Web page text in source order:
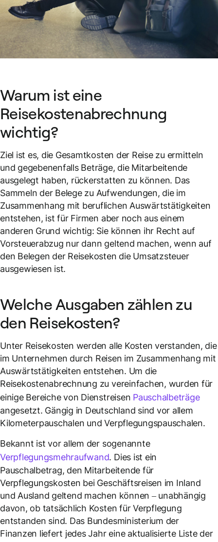
Warum ist eine
Reisekostenabrechnung
wichtig?
Ziel ist es, die Gesamtkosten der Reise zu ermitteln
und gegebenenfalls Beträge, die Mitarbeitende
ausgelegt haben, rückerstatten zu können. Das
Sammeln der Belege zu Aufwendungen, die im
Zusammenhang mit beruflichen Auswärtstätigkeiten
entstehen, ist für Firmen aber noch aus einem
anderen Grund wichtig: Sie können ihr Recht auf
Vorsteuerabzug nur dann geltend machen, wenn auf
den Belegen der Reisekosten die Umsatzsteuer
ausgewiesen ist.
Welche Ausgaben zählen zu
den Reisekosten?
Unter Reisekosten werden alle Kosten verstanden, die
im Unternehmen durch Reisen im Zusammenhang mit
Auswärtstätigkeiten entstehen. Um die
Reisekostenabrechnung zu vereinfachen, wurden für
einige Bereiche von Dienstreisen Pauschalbeträge
angesetzt. Gängig in Deutschland sind vor allem
Kilometerpauschalen und Verpflegungspauschalen.
Bekannt ist vor allem der sogenannte
Verpflegungsmehraufwand. Dies ist ein
Pauschalbetrag, den Mitarbeitende für
Verpflegungskosten bei Geschäftsreisen im Inland
und Ausland geltend machen können – unabhängig
davon, ob tatsächlich Kosten für Verpflegung
entstanden sind. Das Bundesministerium der
Finanzen liefert jedes Jahr eine aktualisierte Liste der